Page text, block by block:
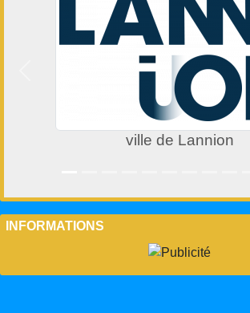
ville de Lannion
INFORMATIONS